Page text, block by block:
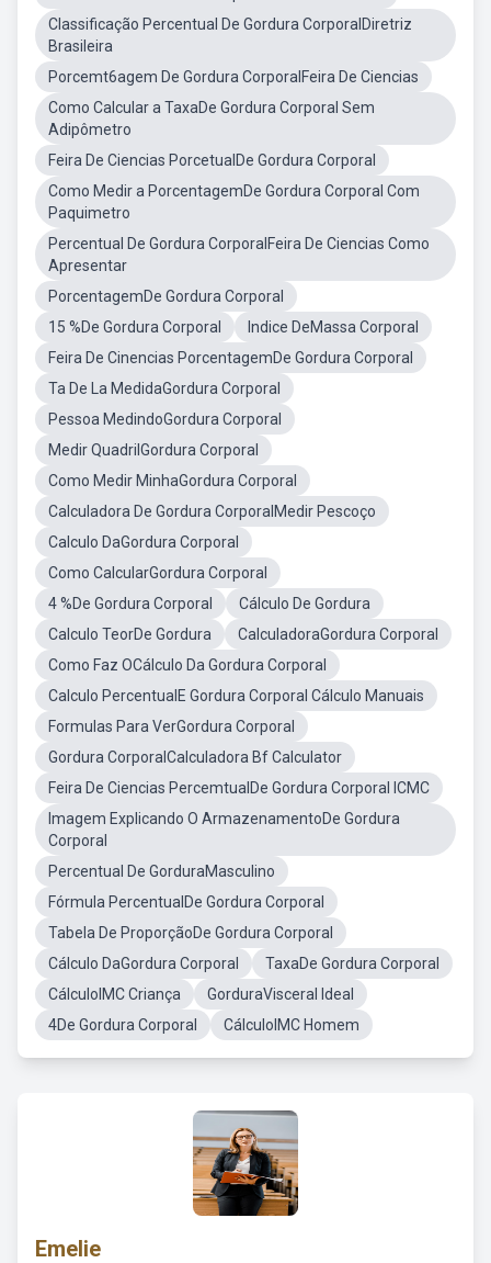
Classificação Percentual De Gordura CorporalDiretriz
Brasileira
Porcemt6agem De Gordura CorporalFeira De Ciencias
Como Calcular a TaxaDe Gordura Corporal Sem
Adipômetro
Feira De Ciencias PorcetualDe Gordura Corporal
Como Medir a PorcentagemDe Gordura Corporal Com
Paquimetro
Percentual De Gordura CorporalFeira De Ciencias Como
Apresentar
PorcentagemDe Gordura Corporal
15 %De Gordura Corporal
Indice DeMassa Corporal
Feira De Cinencias PorcentagemDe Gordura Corporal
Ta De La MedidaGordura Corporal
Pessoa MedindoGordura Corporal
Medir QuadrilGordura Corporal
Como Medir MinhaGordura Corporal
Calculadora De Gordura CorporalMedir Pescoço
Calculo DaGordura Corporal
Como CalcularGordura Corporal
4 %De Gordura Corporal
Cálculo De Gordura
Calculo TeorDe Gordura
CalculadoraGordura Corporal
Como Faz OCálculo Da Gordura Corporal
Calculo PercentualE Gordura Corporal Cálculo Manuais
Formulas Para VerGordura Corporal
Gordura CorporalCalculadora Bf Calculator
Feira De Ciencias PercemtualDe Gordura Corporal ICMC
Imagem Explicando O ArmazenamentoDe Gordura
Corporal
Percentual De GorduraMasculino
Fórmula PercentualDe Gordura Corporal
Tabela De ProporçãoDe Gordura Corporal
Cálculo DaGordura Corporal
TaxaDe Gordura Corporal
CálculoIMC Criança
GorduraVisceral Ideal
4De Gordura Corporal
CálculoIMC Homem
Emelie